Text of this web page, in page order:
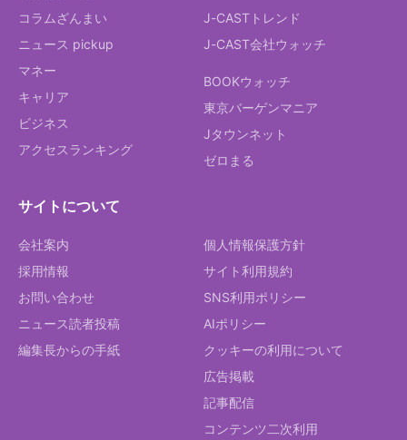
コラムざんまい
ニュース pickup
マネー
キャリア
ビジネス
アクセスランキング
J-CASTトレンド
J-CAST会社ウォッチ
BOOKウォッチ
東京バーゲンマニア
Jタウンネット
ゼロまる
サイトについて
会社案内
採用情報
お問い合わせ
ニュース読者投稿
編集長からの手紙
個人情報保護方針
サイト利用規約
SNS利用ポリシー
AIポリシー
クッキーの利用について
広告掲載
記事配信
コンテンツ二次利用